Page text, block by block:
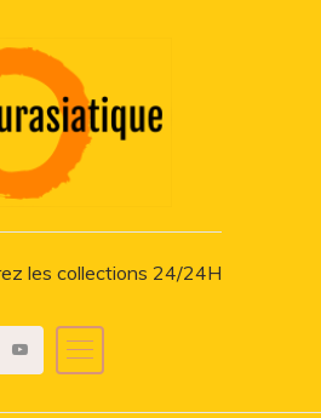
les collections 24/24H